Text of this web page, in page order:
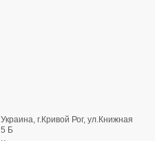
Украина, г.Кривой Рог, ул.Книжная
5 Б